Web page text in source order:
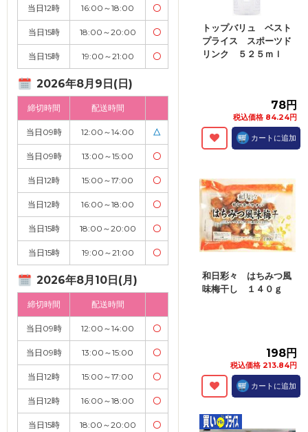
当日12時 16:00～18:00 〇
当日15時 18:00～20:00 〇
当日15時 19:00～21:00 〇
2026年8月9日(日)
締切時間 配送時間
当日09時 12:00～14:00 △
当日09時 13:00～15:00 〇
当日12時 15:00～17:00 〇
当日12時 16:00～18:00 〇
当日15時 18:00～20:00 〇
当日15時 19:00～21:00 〇
2026年8月10日(月)
締切時間 配送時間
当日09時 12:00～14:00 〇
当日09時 13:00～15:00 〇
当日12時 15:00～17:00 〇
当日12時 16:00～18:00 〇
当日15時 18:00～20:00 〇
トップバリュ ベスト
プライス スポーツド
リンク ５２５ｍｌ
78円
税込価格 84.24円
カートに追加
和日彩々 はちみつ風
味梅干し １４０ｇ
198円
税込価格 213.84円
カートに追加